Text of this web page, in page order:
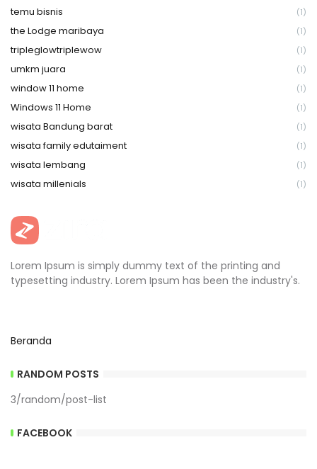
temu bisnis (1)
the Lodge maribaya (1)
tripleglowtriplewow (1)
umkm juara (1)
window 11 home (1)
Windows 11 Home (1)
wisata Bandung barat (1)
wisata family edutaiment (1)
wisata lembang (1)
wisata millenials (1)
Lorem Ipsum is simply dummy text of the printing and
typesetting industry. Lorem Ipsum has been the industry's.
Beranda
RANDOM POSTS
3/random/post-list
FACEBOOK